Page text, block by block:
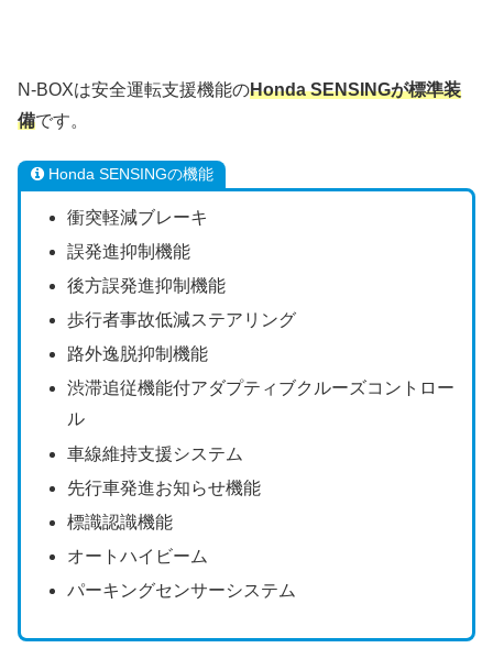
N-BOXは安全運転支援機能のHonda SENSINGが標準装
備です。
Honda SENSINGの機能
衝突軽減ブレーキ
誤発進抑制機能
後方誤発進抑制機能
歩行者事故低減ステアリング
路外逸脱抑制機能
渋滞追従機能付アダプティブクルーズコントロー
ル
車線維持支援システム
先行車発進お知らせ機能
標識認識機能
オートハイビーム
パーキングセンサーシステム